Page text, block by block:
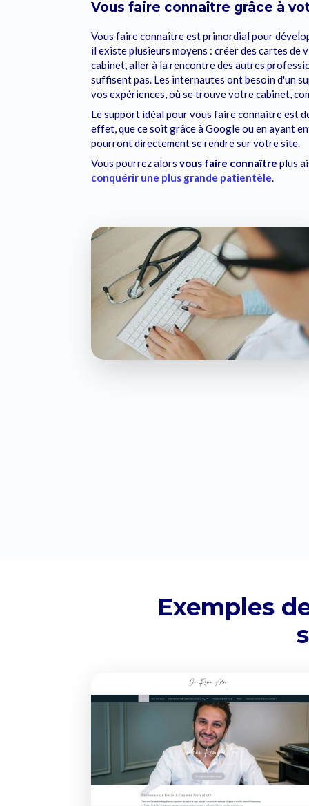
Vous faire connaître grâce à
Vous faire connaître est primordial pour
il existe plusieurs moyens : créer des cartes
cabinet, aller à la rencontre des autres
suffisent pas. Les internautes ont besoin d'un
vos expériences, où se trouve votre cabinet,
Le support idéal pour vous faire connaitre est
effet, que ce soit grâce à Google ou en ayant
pourront directement se rendre sur votre site.
Vous pourrez alors vous faire connaître plus
conquérir une plus grande patientèle.
Exemples